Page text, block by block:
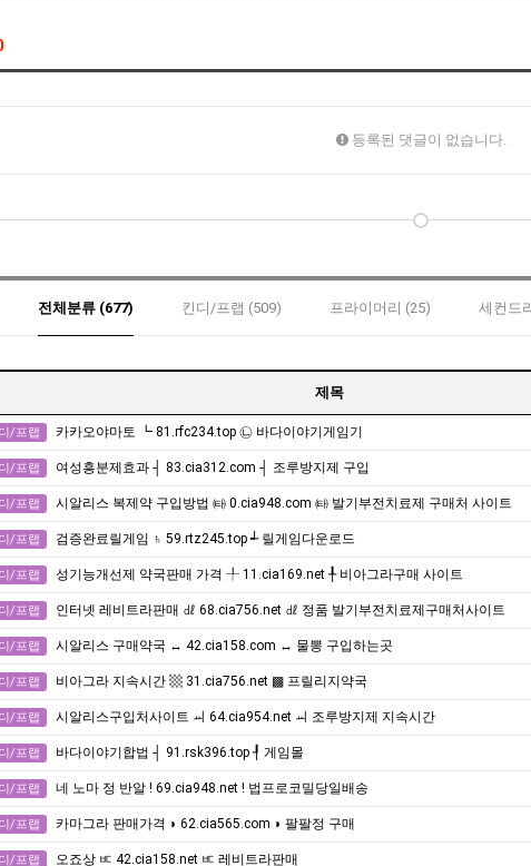
등록된 댓글이 없습니다.
전체분류 (677) 킨디/프랩 (509) 프라이머리 (25) 세컨드
제목
/프랩 카카오야마토 ┗ 81.rfc234.top ㉡ 바다이야기게임기
/프랩 여성흥분제효과 ┤ 83.cia312.com ┤ 조루방지제 구입
/프랩 시알리스 복제약 구입방법 ㈙ 0.cia948.com ㈙ 발기부전치료제 구매처 사이트
/프랩 검증완료릴게임 ♄ 59.rtz245.top ┵ 릴게임다운로드
/프랩 성기능개선제 약국판매 가격 ╀ 11.cia169.net ╀ 비아그라구매 사이트
/프랩 인터넷 레비트라판매 ㎗ 68.cia756.net ㎗ 정품 발기부전치료제구매처사이트
/프랩 시알리스 구매약국 ↔ 42.cia158.com ↔ 물뽕 구입하는곳
/프랩 비아그라 지속시간 ▩ 31.cia756.net ▩ 프릴리지약국
/프랩 시알리스구입처사이트 ㆉ 64.cia954.net ㆉ 조루방지제 지속시간
/프랩 바다이야기합법 ┤ 91.rsk396.top ┦ 게임몰
/프랩 네 노마 정 반알 ! 69.cia948.net ! 법프로코밀당일배송
/프랩 카마그라 판매가격 ◗ 62.cia565.com ◗ 팔팔정 구매
/프랩 오죠상 ㅳ 42.cia158.net ㅳ 레비트라판매